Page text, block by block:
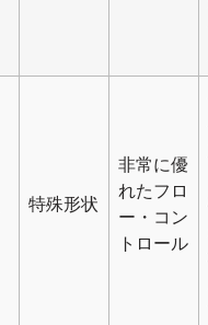
特殊形状
非常に優
れたフロ
ー・コン
トロール